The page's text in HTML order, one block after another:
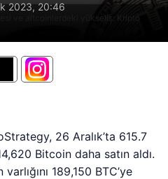
ve altcoinlerdeki yükseliş: Kripto
2023, 20:46
26 Aralık’ta 615.7
Bitcoin daha satın aldı.
189,150 BTC’ye